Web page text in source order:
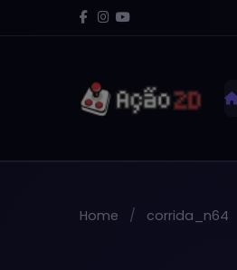
Home corrida_n64